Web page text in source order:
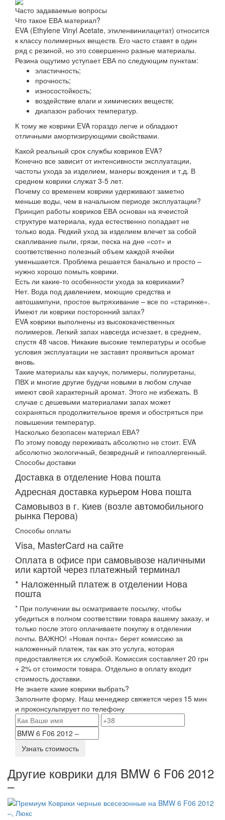
Часто задаваемые вопросы
Что такое ЕВА материал?
EVA (Ethylene Vinyl Acetate, этиленвинилацетат) относится
к классу полимерных веществ. Его часто ставят в один
ряд с резиной, но это совершенно разные материалы.
Резина ощутимо уступает ЕВА по следующим пунктам:
эластичность;
прочность;
износостойкость;
воздействие влаги и химических веществ;
диапазон рабочих температур.
К тому же коврики EVA гораздо легче и обладают
отличными амортизирующими свойствами.
Какой реальный срок службы ковриков EVA?
Конечно все зависит от интенсивности эксплуатации,
частоты ухода за изделием, манеры вождения и т.д. В
среднем коврики служат 3-5 лет.
Почему со временем коврики удерживают заметно
меньше воды, чем в начальном периоде эксплуатации?
Принцип работы ковриков ЕВА основан на ячеистой
структуре материала, куда естественно попадает не
только вода. Редкий уход за изделием влечет за собой
скапливание пыли, грязи, песка на дне «сот» и
соответственно полезный объем каждой ячейки
уменьшается. Проблема решается банально и просто –
нужно хорошо помыть коврики.
Есть ли какие-то особенности ухода за ковриками?
Нет. Вода под давлением, моющие средства и
автошампуни, простое вытряхивание – все по «старинке».
Имеют ли коврики посторонний запах?
EVA коврики выполнены из высококачественных
полимеров. Легкий запах навсегда исчезает, в среднем,
спустя 48 часов. Никакие высокие температуры и особые
условия эксплуатации не заставят проявиться аромат
вновь.
Такие материалы как каучук, полимеры, полиуретаны,
ПВХ и многие другие будучи новыми в любом случае
имеют свой характерный аромат. Этого не избежать. В
случае с дешевыми материалами запах может
сохраняться продолжительное время и обостряться при
повышении температур.
Насколько безопасен материал ЕВА?
По этому поводу переживать абсолютно не стоит. EVA
абсолютно экологичный, безвредный и гипоаллергенный.
Способы доставки
Доставка в отделение Нова пошта
Адресная доставка курьером Нова пошта
Самовывоз в г. Киев (возле автомобильного
рынка Перова)
Способы оплаты
Visa, MasterCard на сайте
Оплата в офисе при самовывозе наличными
или картой через платежный терминал
* Наложенный платеж в отделении Нова
пошта
* При получении вы осматриваете посылку, чтобы
убедиться в полном соответствии товара вашему заказу, и
только после этого оплачиваете покупку в отделении
почты. ВАЖНО! «Новая почта» берет комиссию за
наложенный платеж, так как это услуга, которая
предоставляется их службой. Комиссия составляет 20 грн
+ 2% от стоимости товара. Отдельно в оплату входит
стоимость доставки.
Не знаете какие коврики выбрать?
Заполните форму. Наш менеджер свяжется через 15 мин
и проконсультирует по телефону
Узнать стоимость
Другие коврики для BMW 6 F06 2012
–